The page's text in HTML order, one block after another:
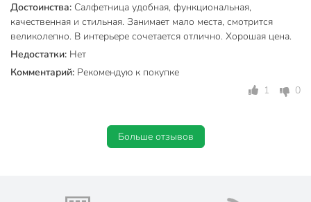
Достоинства: Салфетница удобная, функциональная,
качественная и стильная. Занимает мало места, смотрится
великолепно. В интерьере сочетается отлично. Хорошая цена.
Недостатки: Нет
Комментарий: Рекомендую к покупке
1
0
Больше отзывов